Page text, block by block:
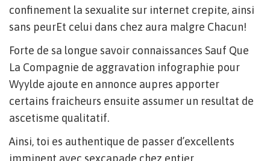
confinement la sexualite sur internet crepite, ainsi
sans peurEt celui dans chez aura malgre Chacun!
Forte de sa longue savoir connaissances Sauf Que
La Compagnie de aggravation infographie pour
Wyylde ajoute en annonce aupres apporter
certains fraicheurs ensuite assumer un resultat de
ascetisme qualitatif.
Ainsi, toi es authentique de passer d’excellents
imminent avec sexcapade chez entier